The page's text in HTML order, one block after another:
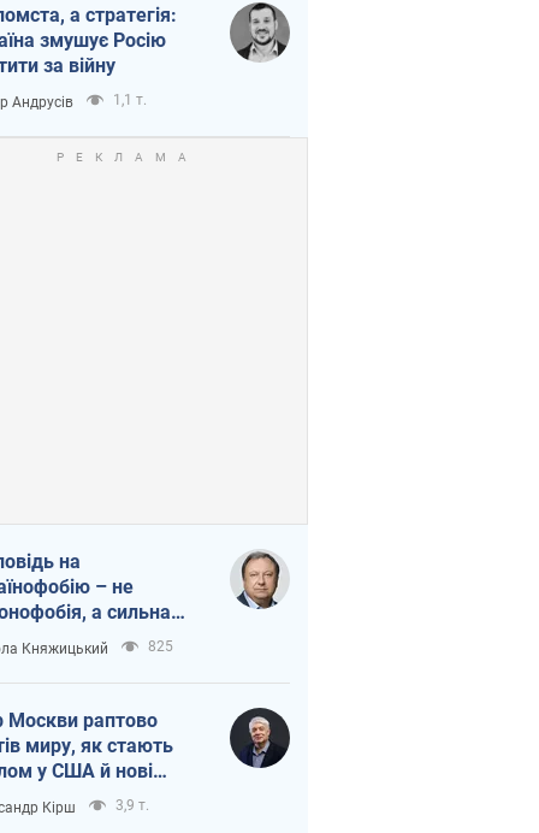
а стратегія:
змушує Росію
за війну
Андрусів 1,1 т.
на
– не
а сильна
держава
Княжицький 825
Москви раптово
миру, як стають
у США й нові
топ-рейтинги
Кірш 3,9 т.